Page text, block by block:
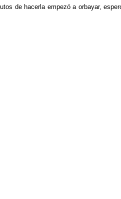
de hacerla empezó a orbayar,